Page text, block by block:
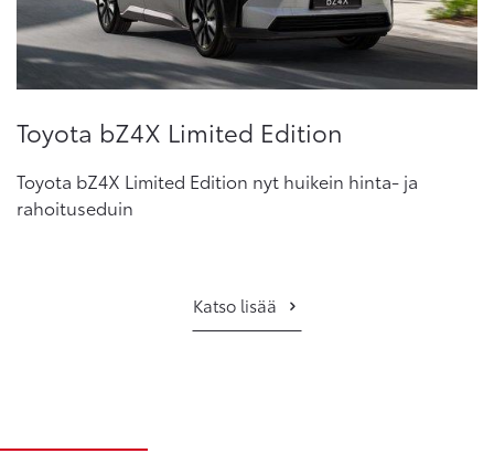
Toyota bZ4X Limited Edition
Toyota bZ4X Limited Edition nyt huikein hinta- ja
rahoituseduin
Katso lisää